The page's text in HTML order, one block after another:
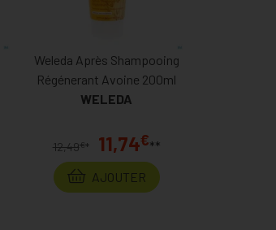
Weleda Après Shampooing
Régénerant Avoine 200ml
WELEDA
12,49€ * 11,74€**
AJOUTER